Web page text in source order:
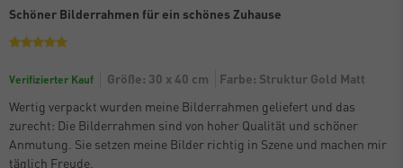
Schöner Bilderrahmen für ein schönes Zuhause
Verifizierter Kauf Größe: 30 x 40 cm
Farbe: Struktur Gold Matt
Wertig verpackt wurden meine Bilderrahmen geliefert und das
zurecht: Die Bilderrahmen sind von hoher Qualität und schöner
Anmutung. Sie setzen meine Bilder richtig in Szene und machen mir
täglich Freude.